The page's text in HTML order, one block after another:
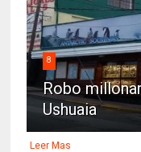
8
Robo
Ushuaia
Leer Mas